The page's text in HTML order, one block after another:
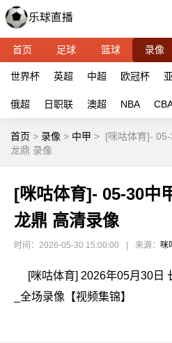
首页 足球 篮球 录像
世界杯 英超 中超 欧冠杯
俄超 日职联 澳超 NBA
首页 > 录像 > 中甲 > [咪咕体育]-
龙鼎 录像
[咪咕体育]- 05-30中
龙鼎 高清录像
时间：2026-05-30 15:00:00 来源： 咪
[咪咕体育] 2026年05月30日
_全场录像【视频集锦】